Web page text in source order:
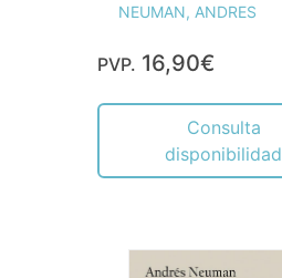
NEUMAN, ANDRES
PVP. 16,90€
Consulta
disponibilidad